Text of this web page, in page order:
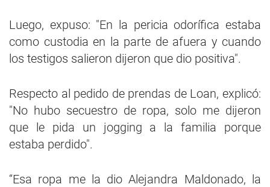
Luego, expuso: "En la pericia odorífica estaba
como custodia en la parte de afuera y cuando
los testigos salieron dijeron que dio positiva".
Respecto al pedido de prendas de Loan, explicó:
"No hubo secuestro de ropa, solo me dijeron
que le pida un jogging a la familia porque
estaba perdido".
“Esa ropa me la dio Alejandra Maldonado, la